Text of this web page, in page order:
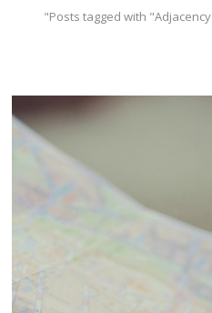
Posts tagged with "Adjacency"